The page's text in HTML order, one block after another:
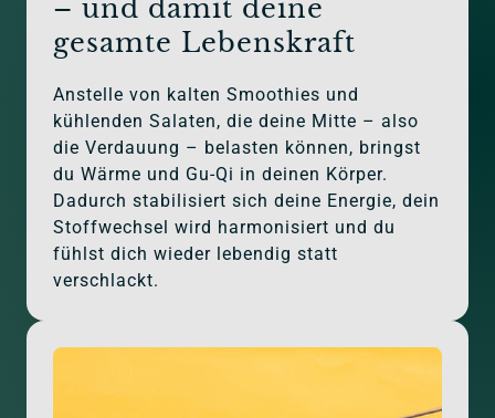
– und damit deine
gesamte Lebenskraft
Anstelle von kalten Smoothies und
kühlenden Salaten, die deine Mitte – also
die Verdauung – belasten können, bringst
du Wärme und Gu-Qi in deinen Körper.
Dadurch stabilisiert sich deine Energie, dein
Stoffwechsel wird harmonisiert und du
fühlst dich wieder lebendig statt
verschlackt.